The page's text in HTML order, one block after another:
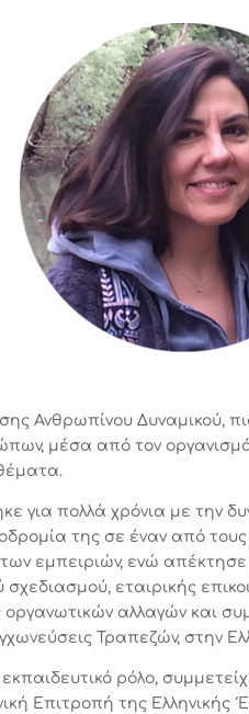
Ανθρωπίνου Δυναμικού,
μέσα από τoν
για πολλά χρόνια με την
της σε έναν από
εμπειριών, ενώ απέκτησε
εταιρικής
αλλαγών και
Τραπεζών, στην
ρόλο,
Επιτροπή της